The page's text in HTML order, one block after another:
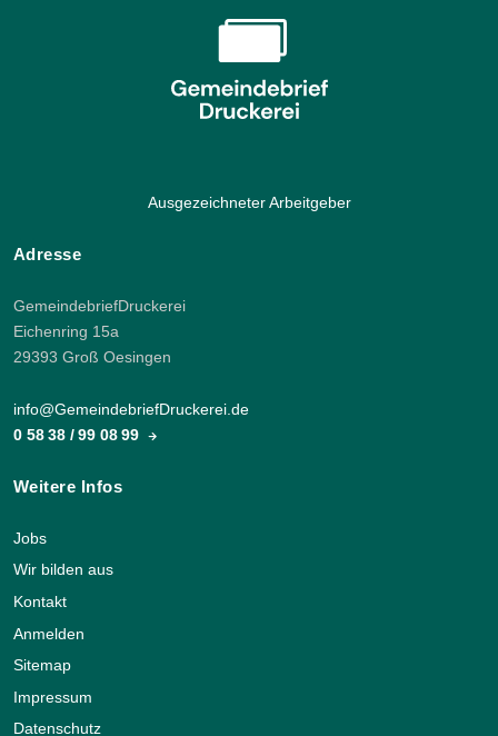
Ausgezeichneter Arbeitgeber
Adresse
GemeindebriefDruckerei
Eichenring 15a
29393 Groß Oesingen
info@GemeindebriefDruckerei.de
0 58 38 / 99 08 99
Weitere Infos
Jobs
Wir bilden aus
Kontakt
Anmelden
Sitemap
Impressum
Datenschutz